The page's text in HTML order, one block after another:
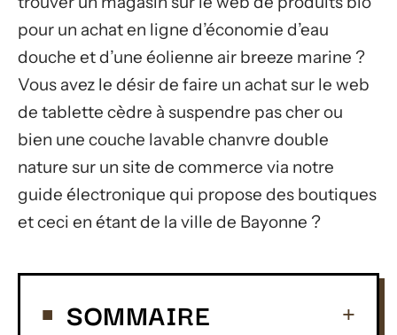
pour un achat en ligne d’économie d’eau
douche et d’une éolienne air breeze marine ?
Vous avez le désir de faire un achat sur le web
de tablette cèdre à suspendre pas cher ou
bien une couche lavable chanvre double
nature sur un site de commerce via notre
guide électronique qui propose des boutiques
et ceci en étant de la ville de Bayonne ?
SOMMAIRE